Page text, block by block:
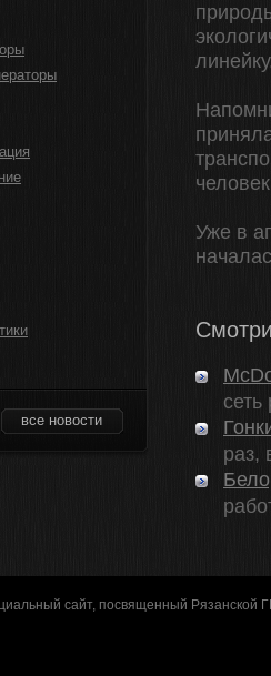
все новости
Уже в
раз,
сайт, посвященный